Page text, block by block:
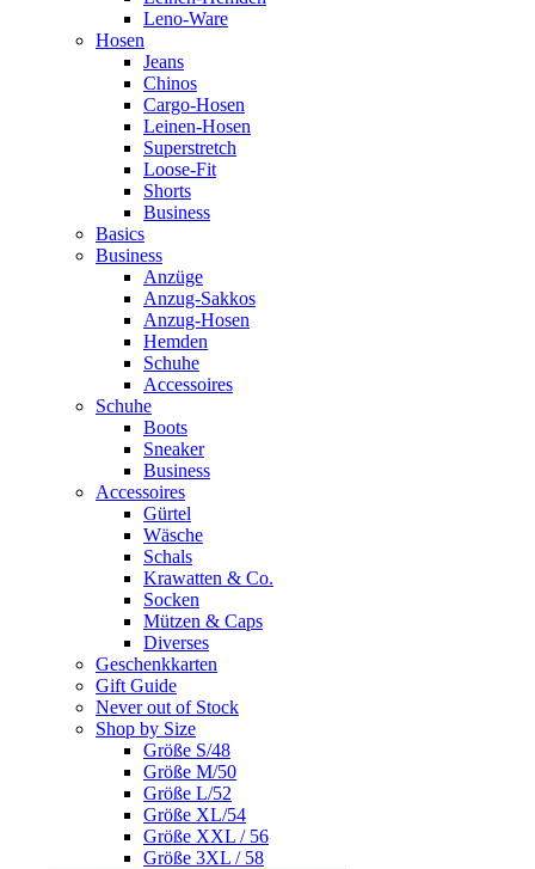
Leno-Ware
Hosen
Jeans
Chinos
Cargo-Hosen
Leinen-Hosen
Superstretch
Loose-Fit
Shorts
Business
Basics
Business
Anzüge
Anzug-Sakkos
Anzug-Hosen
Hemden
Schuhe
Accessoires
Schuhe
Boots
Sneaker
Business
Accessoires
Gürtel
Wäsche
Schals
Krawatten & Co.
Socken
Mützen & Caps
Diverses
Geschenkkarten
Gift Guide
Never out of Stock
Shop by Size
Größe S/48
Größe M/50
Größe L/52
Größe XL/54
Größe XXL / 56
Größe 3XL / 58